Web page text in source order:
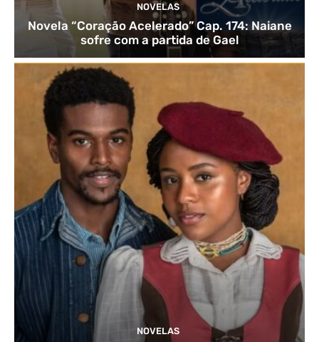
NOVELAS
Novela “Coração Acelerado” Cap. 174: Naiane
sofre com a partida de Gael
NOVELAS